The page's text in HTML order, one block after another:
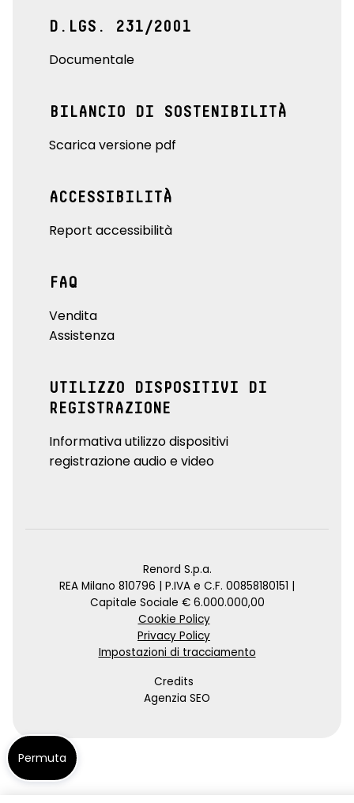
D.LGS. 231/2001
Documentale
BILANCIO DI SOSTENIBILITÀ
Scarica versione pdf
ACCESSIBILITÀ
Report accessibilità
FAQ
Vendita
Assistenza
UTILIZZO DISPOSITIVI DI
REGISTRAZIONE
Informativa utilizzo dispositivi
registrazione audio e video
Renord S.p.a.
REA Milano 810796 | P.IVA e C.F. 00858180151 |
Capitale Sociale € 6.000.000,00
Cookie Policy
Privacy Policy
Impostazioni di tracciamento
Credits
Agenzia SEO
Permuta